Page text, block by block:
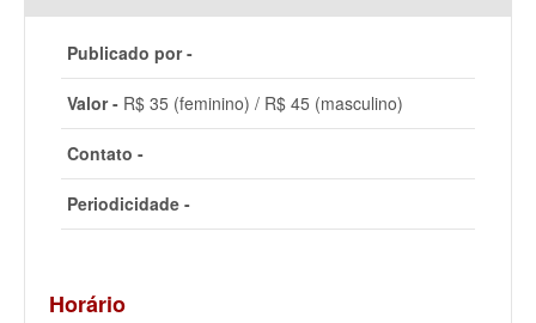
Publicado por -
Valor - R$ 35 (feminino) / R$ 45 (masculino)
Contato -
Periodicidade -
Horário